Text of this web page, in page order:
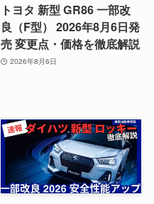
トヨタ 新型 GR86 一部改
良（F型） 2026年8月6日発
売 変更点・価格を徹底解説
2026年8月6日